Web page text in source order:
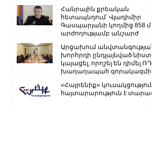
ղեկավարության.
Հանրային քրեական
հետապնդում՝ Վլադիմիր
Գասպարյանի կողմից 858 մլն
արժողությամբ անշարժ
Արցախում անվտանգության
խորհրդի ընդլայնված նիստ է
կայացել, որոշել են դիմել ՌԴ
խաղաղապահ զորակազմի ...
«Հայրենիք» կուսակցությունը
հայտարարություն է տարածել